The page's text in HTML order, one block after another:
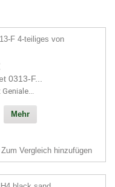
0313-F...
Geniale...
Mehr
Zum Vergleich hinzufügen